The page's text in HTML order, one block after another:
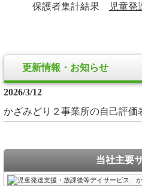
保護者集計結果
児童発
更新情報・お知らせ
2026/3/12
かざみどり２事業所の自己評価
当社主要